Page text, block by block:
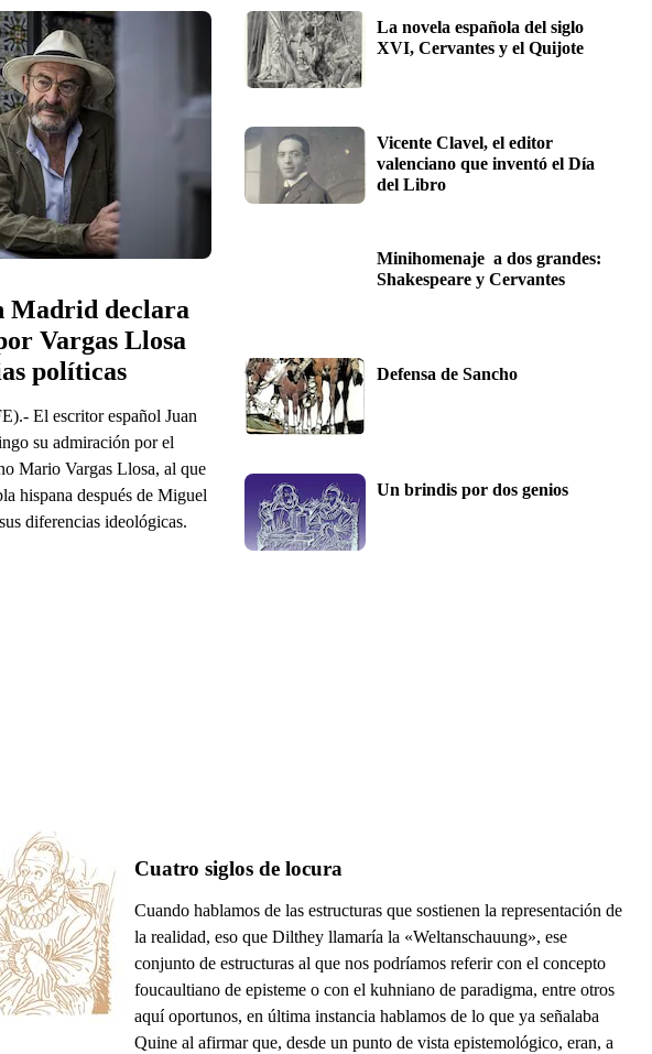
Madrid declara
Vargas Llosa
políticas
El escritor español Juan
su admiración por el
Mario Vargas Llosa, al que
hispana después de Miguel
diferencias ideológicas.
La novela española del siglo
XVI, Cervantes y el Quijote
Vicente Clavel, el editor
valenciano que inventó el Día
del Libro
Minihomenaje  a dos grandes:
Shakespeare y Cervantes
Defensa de Sancho
Un brindis por dos genios
Cuatro siglos de locura
Cuando hablamos de las estructuras que sostienen la representación de
la realidad, eso que Dilthey llamaría la «Weltanschauung», ese
conjunto de estructuras al que nos podríamos referir con el concepto
foucaultiano de episteme o con el kuhniano de paradigma, entre otros
aquí oportunos, en última instancia hablamos de lo que ya señalaba
Quine al afirmar que, desde un punto de vista epistemológico, eran, a